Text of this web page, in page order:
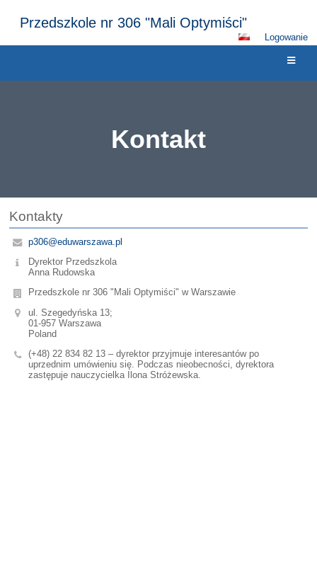
Przedszkole nr 306 "Mali Optymiści"
Logowanie
Kontakt
Kontakt
Kontakty
p306@eduwarszawa.pl
Dyrektor Przedszkola
Anna Rudowska
Przedszkole nr 306 "Mali Optymiści" w Warszawie
ul. Szegedyńska 13;
01-957 Warszawa
Poland
(+48) 22 834 82 13 – dyrektor przyjmuje interesantów po
uprzednim umówieniu się. Podczas nieobecności, dyrektora
zastępuje nauczycielka Ilona Stróżewska.